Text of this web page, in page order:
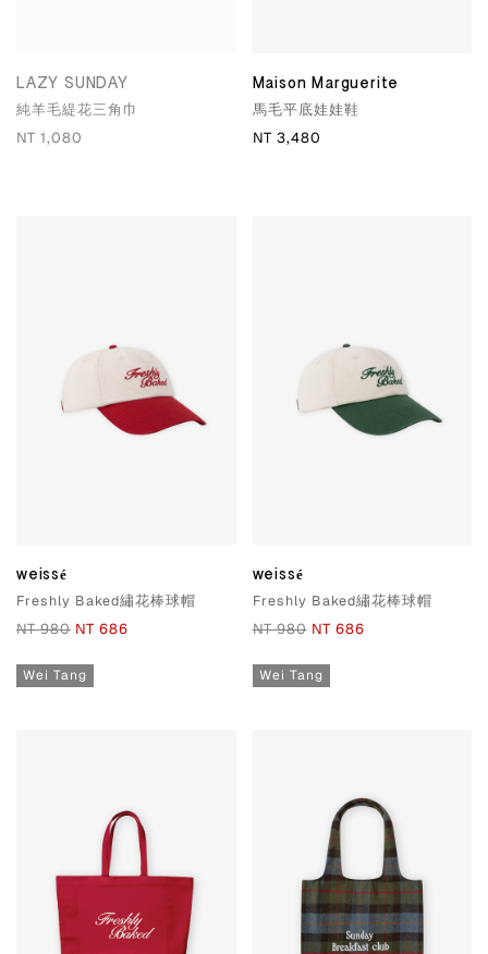
LAZY SUNDAY
純羊毛緹花三角巾
NT 1,080
Maison Marguerite
馬毛平底娃娃鞋
NT 3,480
weissé
Freshly Baked繡花棒球帽
NT 980 NT 686
Wei Tang
weissé
Freshly Baked繡花棒球帽
NT 980 NT 686
Wei Tang